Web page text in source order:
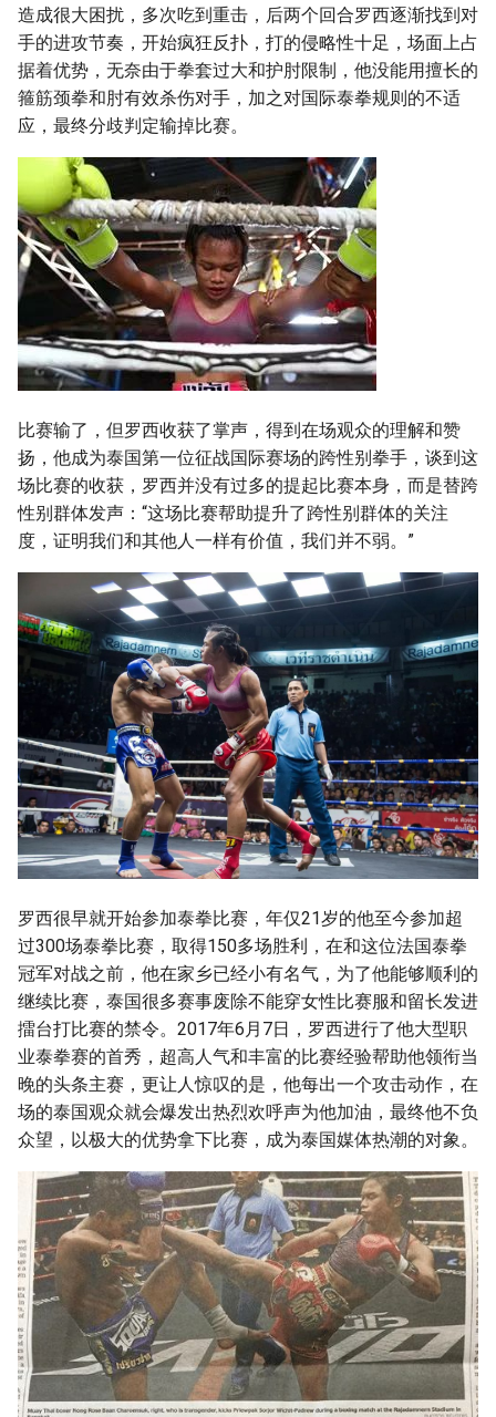
造成很大困扰，多次吃到重击，后两个回合罗西逐渐找到对
手的进攻节奏，开始疯狂反扑，打的侵略性十足，场面上占
据着优势，无奈由于拳套过大和护肘限制，他没能用擅长的
箍筋颈拳和肘有效杀伤对手，加之对国际泰拳规则的不适
应，最终分歧判定输掉比赛。
比赛输了，但罗西收获了掌声，得到在场观众的理解和赞
扬，他成为泰国第一位征战国际赛场的跨性别拳手，谈到这
场比赛的收获，罗西并没有过多的提起比赛本身，而是替跨
性别群体发声：“这场比赛帮助提升了跨性别群体的关注
度，证明我们和其他人一样有价值，我们并不弱。”
罗西很早就开始参加泰拳比赛，年仅21岁的他至今参加超
过300场泰拳比赛，取得150多场胜利，在和这位法国泰拳
冠军对战之前，他在家乡已经小有名气，为了他能够顺利的
继续比赛，泰国很多赛事废除不能穿女性比赛服和留长发进
擂台打比赛的禁令。2017年6月7日，罗西进行了他大型职
业泰拳赛的首秀，超高人气和丰富的比赛经验帮助他领衔当
晚的头条主赛，更让人惊叹的是，他每出一个攻击动作，在
场的泰国观众就会爆发出热烈欢呼声为他加油，最终他不负
众望，以极大的优势拿下比赛，成为泰国媒体热潮的对象。